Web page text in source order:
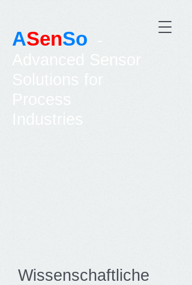
ASenSo -
Advanced Sensor
Solutions for
Process
Industries
Wissenschaftliche